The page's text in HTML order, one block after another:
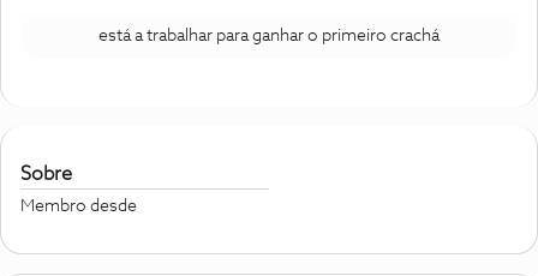
está a trabalhar para ganhar o primeiro crachá
Sobre
Membro desde